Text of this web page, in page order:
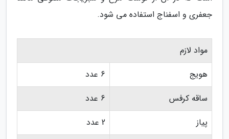
جعفری و اسفناج استفاده می شود.
مواد لازم
هویج
6 عدد
ساقه کرفس
6 عدد
پیاز
2 عدد